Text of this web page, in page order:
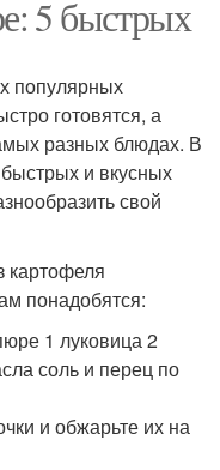
5 быстрых
популярных
готовятся, а
разных блюдах. В
и вкусных
свой
картофеля
понадобятся:
1 луковица 2
соль и перец по
и обжарьте их на